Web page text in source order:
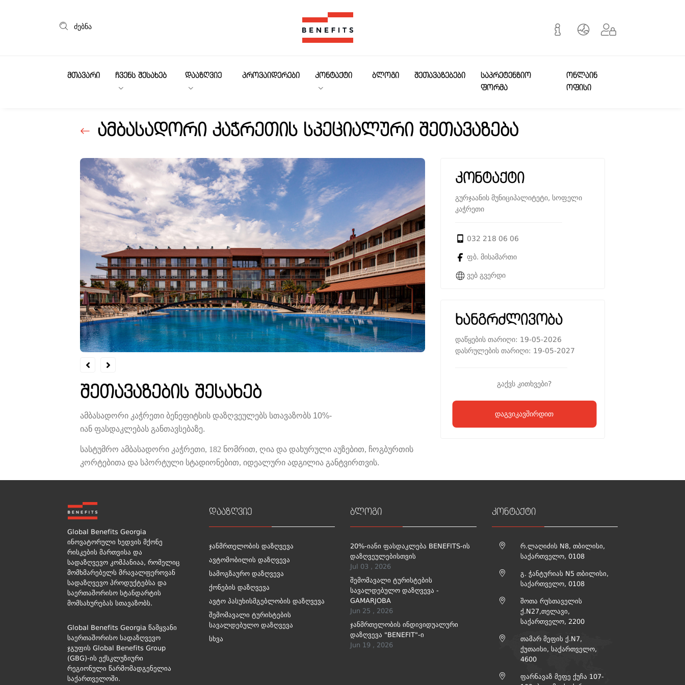
ძებნა
ᲛᲗᲐᲕᲐᲠᲘ ᲩᲕᲔᲜᲡ ᲨᲔᲡᲐᲮᲔᲑ ᲓᲐᲐᲖᲦᲕᲘᲔ ᲞᲠᲝᲕᲐᲘᲓᲔᲠᲔᲑᲘ ᲙᲝᲜᲢᲐᲥᲢᲘ ᲑᲚᲝᲒᲘ ᲨᲔᲗᲐᲕᲐᲖᲔᲑᲔᲑᲘ
ᲡᲐᲞᲠᲔᲢᲔᲜᲖᲘᲝ
ᲤᲝᲠᲛᲐ
ᲝᲜᲚᲐᲘᲜ
ᲝᲤᲘᲡᲘ
ამბასადორი კაჭრეთის სპეციალური შეთავაზება
შეთავაზების შესახებ
ამბასადორი კაჭრეთი ბენეფიტსის დაზღვეულებს სთავაზობს 10%-
იან ფასდაკლებას განთავსებაზე.
სასტუმრო ამბასადორი კაჭრეთი, 182 ნომრით, ღია და დახურული აუზებით, ჩოგბურთის
კორტებითა და სპორტული სტადიონებით, იდეალური ადგილია განტვირთვის.
კონტაქტი
გურჯაანის მუნიციპალიტეტი, სოფელი
კაჭრეთი
032 218 06 06
ფბ. მისამართი
ვებ გვერდი
ხანგრძლივობა
დაწყების თარიღი: 19-05-2026
დასრულების თარიღი: 19-05-2027
გაქვს კითხვები?
დაგვიკავშირდით
Global Benefits Georgia
ინოვატორული ხედვის მქონე
რისკების მართვისა და
სადაზღვევო კომპანიაა, რომელიც
მომხმარებელს მრავალფეროვან
სადაზღვევო პროდუქტებსა და
საერთაშორისო სტანდარტის
მომსახურებას სთავაზობს.
Global Benefits Georgia წამყვანი
საერთაშორისო სადაზღვევო
ჯგუფის Global Benefits Group
(GBG)-ის ექსკლუზიური
რეგიონული წარმომადგენელია
საქართველოში.
დააზღვიე
ჯანმრთელობის დაზღვევა
ავტომობილის დაზღვევა
სამოგზაურო დაზღვევა
ქონების დაზღვევა
ავტო პასუხისმგებლობის დაზღვევა
შემომავალი ტურისტების
სავალდებულო დაზღვევა
სხვა
ბლოგი
20%-იანი ფასდაკლება BENEFITS-ის
დაზღვეულებისთვის
Jul 03 , 2026
შემომავალი ტურისტების
სავალდებულო დაზღვევა -
GAMARJOBA
Jun 25 , 2026
ჯანმრთელობის ინდივიდუალური
დაზღვევა "BENEFIT"-ი
Jun 19 , 2026
კონტაქტი
რ.ლაღიძის N8, თბილისი,
საქართველო, 0108
გ. ჭანტურიას N5 თბილისი,
საქართველო, 0108
შოთა რუსთაველის
ქ.N27,თელავი,
საქართველო, 2200
თამარ მეფის ქ.N7,
ქუთაისი, საქართველო,
4600
ფარნავაზ მეფე ქუჩა 107-